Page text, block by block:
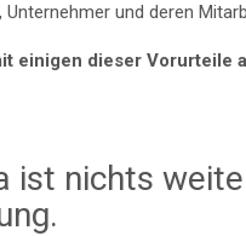
und deren
einigen dieser Vorurteile
ist nichts